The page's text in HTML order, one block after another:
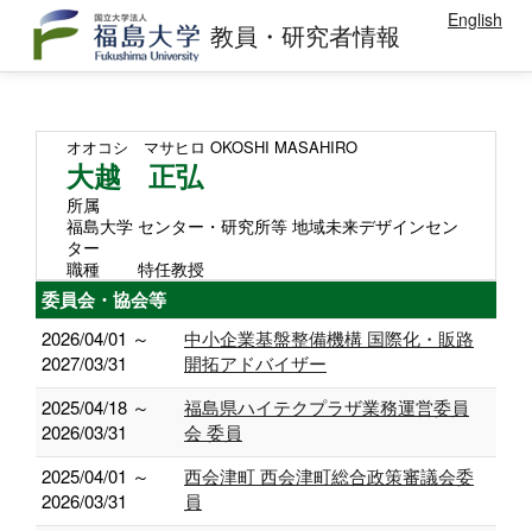
教員・研究者情報 English
オオコシ マサヒロ OKOSHI MASAHIRO
大越 正弘
所属
福島大学 センター・研究所等 地域未来デザインセン
ター
職種
特任教授
委員会・協会等
2026/04/01 ～
2027/03/31
中小企業基盤整備機構 国際化・販路
開拓アドバイザー
2025/04/18 ～
2026/03/31
福島県ハイテクプラザ業務運営委員
会 委員
2025/04/01 ～
2026/03/31
西会津町 西会津町総合政策審議会委
員